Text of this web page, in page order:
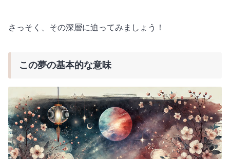
さっそく、その深層に迫ってみましょう！
この夢の基本的な意味